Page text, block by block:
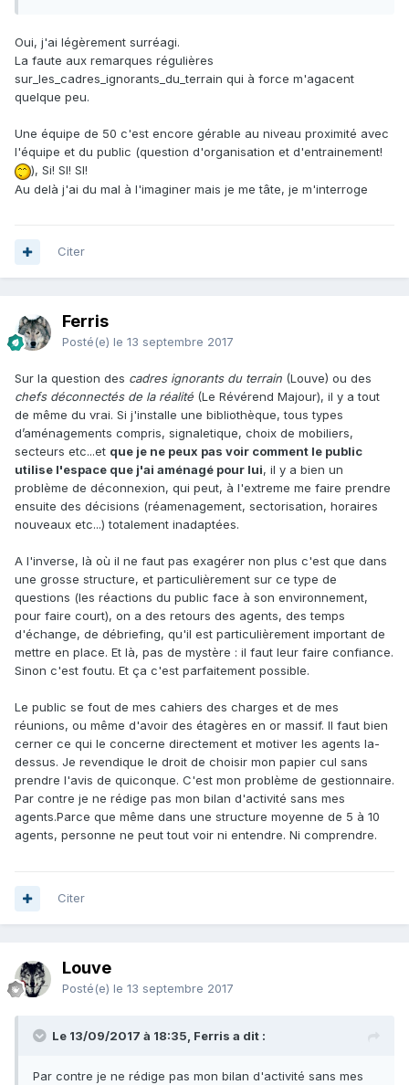
Oui, j'ai légèrement surréagi.
La faute aux remarques régulières
sur_les_cadres_ignorants_du_terrain qui à force m'agacent
quelque peu.
Une équipe de 50 c'est encore gérable au niveau proximité avec
l'équipe et du public (question d'organisation et d'entrainement!
), Si! SI! SI!
Au delà j'ai du mal à l'imaginer mais je me tâte, je m'interroge
Citer
Ferris
Posté(e) le 13 septembre 2017
Sur la question des cadres ignorants du terrain (Louve) ou des
chefs déconnectés de la réalité (Le Révérend Majour), il y a tout
de même du vrai. Si j'installe une bibliothèque, tous types
d’aménagements compris, signaletique, choix de mobiliers,
secteurs etc...et que je ne peux pas voir comment le public
utilise l'espace que j'ai aménagé pour lui, il y a bien un
problème de déconnexion, qui peut, à l'extreme me faire prendre
ensuite des décisions (réamenagement, sectorisation, horaires
nouveaux etc...) totalement inadaptées.
A l'inverse, là où il ne faut pas exagérer non plus c'est que dans
une grosse structure, et particulièrement sur ce type de
questions (les réactions du public face à son environnement,
pour faire court), on a des retours des agents, des temps
d'échange, de débriefing, qu'il est particulièrement important de
mettre en place. Et là, pas de mystère : il faut leur faire confiance.
Sinon c'est foutu. Et ça c'est parfaitement possible.
Le public se fout de mes cahiers des charges et de mes
réunions, ou même d'avoir des étagères en or massif. Il faut bien
cerner ce qui le concerne directement et motiver les agents la-
dessus. Je revendique le droit de choisir mon papier cul sans
prendre l'avis de quiconque. C'est mon problème de gestionnaire.
Par contre je ne rédige pas mon bilan d'activité sans mes
agents.Parce que même dans une structure moyenne de 5 à 10
agents, personne ne peut tout voir ni entendre. Ni comprendre.
Citer
Louve
Posté(e) le 13 septembre 2017
Le 13/09/2017 à 18:35, Ferris a dit :
Par contre je ne rédige pas mon bilan d'activité sans mes